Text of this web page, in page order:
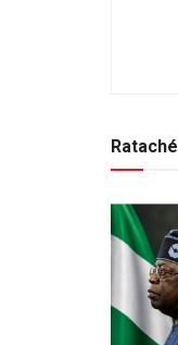
Rataché